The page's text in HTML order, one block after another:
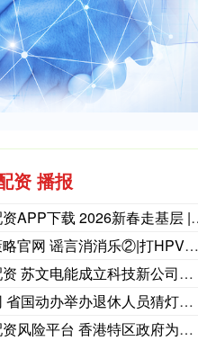
资 播报
下载 2026新春走基层 | “我在新时代文明
谣言消消乐②|打HPV疫苗有很多副作用？4大必
文电能成立科技新公司，含通用航空服务业务
动办举办退休人员猜灯谜写春联送祝福活动
平台 香港特区政府为火灾受影响居民提供医疗费用减
-34.08 -0.24%